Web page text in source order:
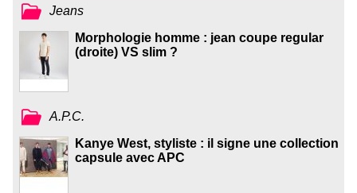
Jeans
Morphologie homme : jean coupe regular
(droite) VS slim ?
A.P.C.
Kanye West, styliste : il signe une collection
capsule avec APC